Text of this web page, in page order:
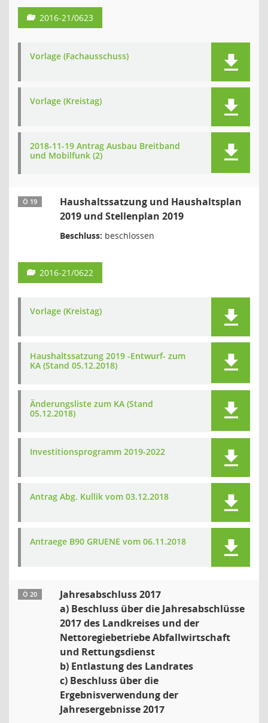
2016-21/0623
Vorlage (Fachausschuss)
Vorlage (Kreistag)
2018-11-19 Antrag Ausbau Breitband
und Mobilfunk (2)
Ö 19
Haushaltssatzung und Haushaltsplan
2019 und Stellenplan 2019
Beschluss: beschlossen
2016-21/0622
Vorlage (Kreistag)
Haushaltssatzung 2019 -Entwurf- zum
KA (Stand 05.12.2018)
Änderungsliste zum KA (Stand
05.12.2018)
Investitionsprogramm 2019-2022
Antrag Abg. Kullik vom 03.12.2018
Antraege B90 GRUENE vom 06.11.2018
Ö 20
Jahresabschluss 2017
a) Beschluss über die Jahresabschlüsse
2017 des Landkreises und der
Nettoregiebetriebe Abfallwirtschaft
und Rettungsdienst
b) Entlastung des Landrates
c) Beschluss über die
Ergebnisverwendung der
Jahresergebnisse 2017